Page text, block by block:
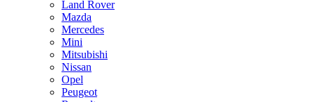
Land Rover
Mazda
Mercedes
Mini
Mitsubishi
Nissan
Opel
Peugeot